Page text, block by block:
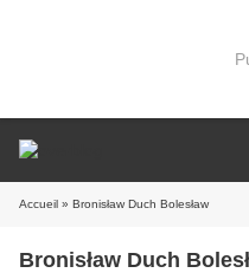
Accueil » Bronisław Duch Bolesław
Bronisław Duch